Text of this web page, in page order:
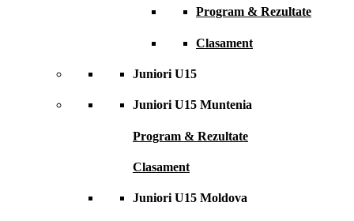
Program & Rezultate
Clasament
Juniori U15
Juniori U15 Muntenia
Program & Rezultate
Clasament
Juniori U15 Moldova